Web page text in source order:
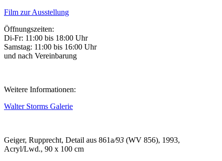
Film zur Ausstellung
Öffnungszeiten:
Di-Fr: 11:00 bis 18:00 Uhr
Samstag: 11:00 bis 16:00 Uhr
und nach Vereinbarung
Weitere Informationen:
Walter Storms Galerie
Geiger, Rupprecht, Detail aus 861a/93 (WV 856), 1993,
Acryl/Lwd., 90 x 100 cm